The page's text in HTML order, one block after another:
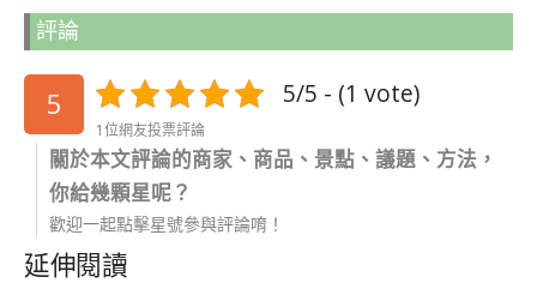
評論
5 5/5 - (1 vote)
1位網友投票評論
關於本文評論的商家、商品、景點、議題、方法，
你給幾顆星呢？
歡迎一起點擊星號參與評論唷！
延伸閱讀